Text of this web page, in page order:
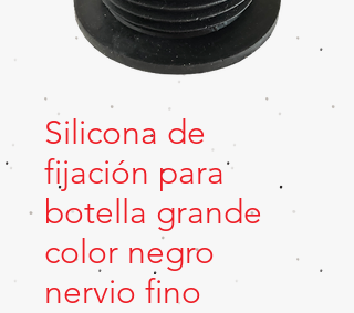
Silicona de
fijación para
botella grande
color negro
nervio fino